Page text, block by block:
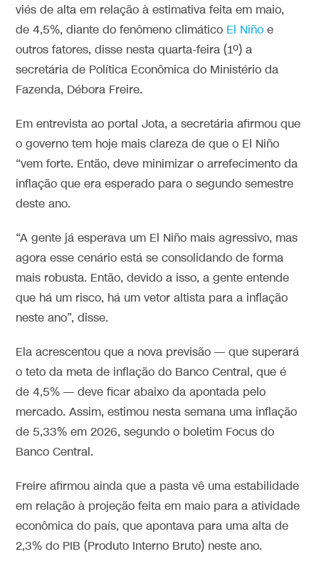
viés de alta em relação à estimativa feita em maio,
de 4,5%, diante do fenômeno climático El Niño e
outros fatores, disse nesta quarta-feira (1º) a
secretária de Política Econômica do Ministério da
Fazenda, Débora Freire.
Em entrevista ao portal Jota, a secretária afirmou que
o governo tem hoje mais clareza de que o El Niño
“vem forte. Então, deve minimizar o arrefecimento da
inflação que era esperado para o segundo semestre
deste ano.
“A gente já esperava um El Niño mais agressivo, mas
agora esse cenário está se consolidando de forma
mais robusta. Então, devido a isso, a gente entende
que há um risco, há um vetor altista para a inflação
neste ano”, disse.
Ela acrescentou que a nova previsão — que superará
o teto da meta de inflação do Banco Central, que é
de 4,5% — deve ficar abaixo da apontada pelo
mercado. Assim, estimou nesta semana uma inflação
de 5,33% em 2026, segundo o boletim Focus do
Banco Central.
Freire afirmou ainda que a pasta vê uma estabilidade
em relação à projeção feita em maio para a atividade
econômica do país, que apontava para uma alta de
2,3% do PIB (Produto Interno Bruto) neste ano.